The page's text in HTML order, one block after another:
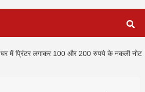
घर में प्रिंटर लगाकर 100 और 200 रुपये के नकली नोट